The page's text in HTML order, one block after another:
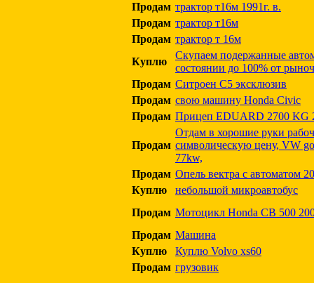
Продам трактор т16м 1991г. в.
Продам трактор т16м
Продам трактор т 16м
Куплю
Скупаем подержанные
состоянии до 100% от
Продам Ситроен С5 эксклюзив
Продам свою машину Honda Civic
Продам Прицеп EDUARD 2700 KG
Продам
Отдам в хорошие руки
символическую цену, VW
77kw,
Продам Опель вектра с автоматом
Куплю
небольшой микроавтобус
Продам Мотоцикл Honda CB 500
Продам Машина
Куплю
Куплю Volvo xs60
Продам грузовик